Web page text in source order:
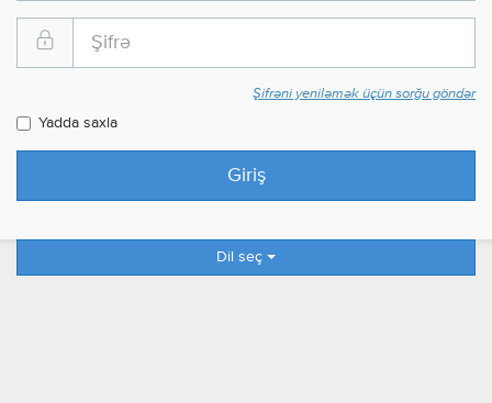
Şifrəni yeniləmək üçün sorğu göndər
Yadda saxla
Dil seç